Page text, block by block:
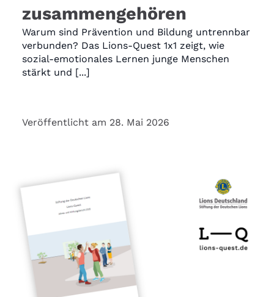
zusammengehören
Warum sind Prävention und Bildung untrennbar
verbunden? Das Lions-Quest 1x1 zeigt, wie
sozial-emotionales Lernen junge Menschen
stärkt und [...]
Veröffentlicht am 28. Mai 2026